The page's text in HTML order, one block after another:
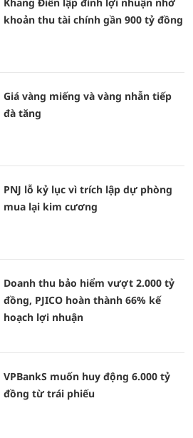
khoản thu tài chính gần 900 tỷ đồng
Giá vàng miếng và vàng nhẫn tiếp
đà tăng
PNJ lỗ kỷ lục vì trích lập dự phòng
mua lại kim cương
Doanh thu bảo hiểm vượt 2.000 tỷ
đồng, PJICO hoàn thành 66% kế
hoạch lợi nhuận
VPBankS muốn huy động 6.000 tỷ
đồng từ trái phiếu